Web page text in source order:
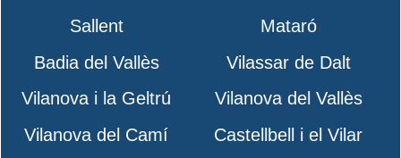
Sallent
Mataró
Badia del Vallès
Vilassar de Dalt
Vilanova i la Geltrú
Vilanova del Vallès
Vilanova del Camí
Castellbell i el Vilar